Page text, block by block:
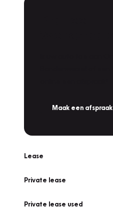
Maak een afspraak
Lease
Private lease
Private lease used